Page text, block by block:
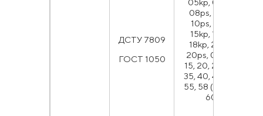
ДСТУ 7809
ГОСТ 1050
05kp, 08kp,
08ps, 10kp,
10ps, 11kp,
15kp, 15ps,
18kp, 20kp,
20ps, 08, 10,
15, 20, 25, 30,
35, 40, 45, 50,
55, 58 (55pp),
60